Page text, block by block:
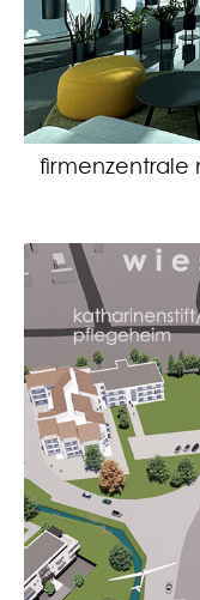
firmenzentrale